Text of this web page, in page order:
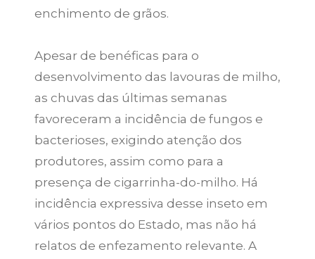
enchimento de grãos.
Apesar de benéficas para o
desenvolvimento das lavouras de milho,
as chuvas das últimas semanas
favoreceram a incidência de fungos e
bacterioses, exigindo atenção dos
produtores, assim como para a
presença de cigarrinha-do-milho. Há
incidência expressiva desse inseto em
vários pontos do Estado, mas não há
relatos de enfezamento relevante. A